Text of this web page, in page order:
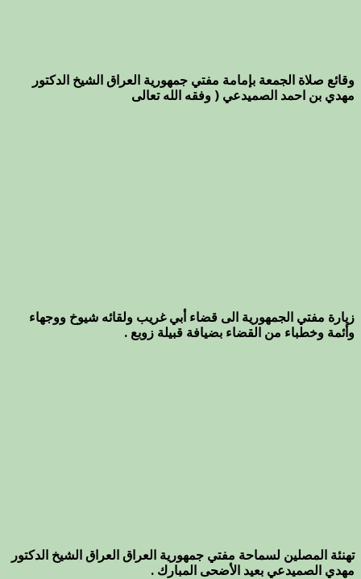
وقائع صلاة الجمعة بإمامة مفتي جمهورية العراق الشيخ الدكتور
مهدي بن احمد الصميدعي ( وفقه الله تعالى
زيارة مفتي الجمهورية الى قضاء أبي غريب ولقائه شيوخ ووجهاء
وأئمة وخطباء من القضاء بضيافة قبيلة زوبع .
تهنئة المصلين لسماحة مفتي جمهورية العراق العراق الشيخ الدكتور
مهدي الصميدعي بعيد الأضحى المبارك .